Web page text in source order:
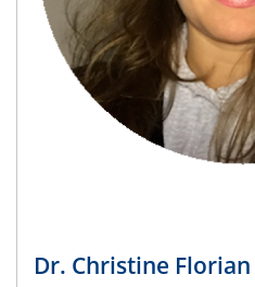
Dr. Christine Florian